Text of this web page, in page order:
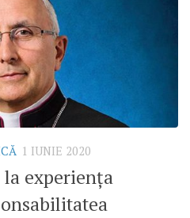
1 IUNIE 2020
la experiența